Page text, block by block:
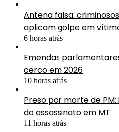
Antena falsa:
aplicam golpe em
6 horas atrás
Emendas
cerco em 2026
10 horas atrás
Preso por morte de
do assassinato em MT
11 horas atrás